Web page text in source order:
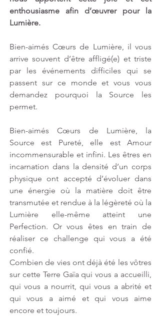
enthousiasme afin d’œuvrer pour la
Lumière.
Bien-aimés Cœurs de Lumière, il vous
arrive souvent d’être affligé(e) et triste
par les événements difficiles qui se
passent sur ce monde et vous vous
demandez pourquoi la Source les
permet.
Bien-aimés Cœurs de Lumière, la
Source est Pureté, elle est Amour
incommensurable et infini. Les êtres en
incarnation dans la densité d’un corps
physique ont accepté d’évoluer dans
une énergie où la matière doit être
transmutée et rendue à la légèreté où la
Lumière elle-même atteint une
Perfection. Or vous êtes en train de
réaliser ce challenge qui vous a été
confié.
Combien de vies ont déjà été les vôtres
sur cette Terre Gaïa qui vous a accueilli,
qui vous a nourrit, qui vous a abrité et
qui vous a aimé et qui vous aime
encore et toujours.